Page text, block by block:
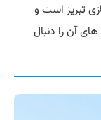
تبریز است و
آن را دنبال